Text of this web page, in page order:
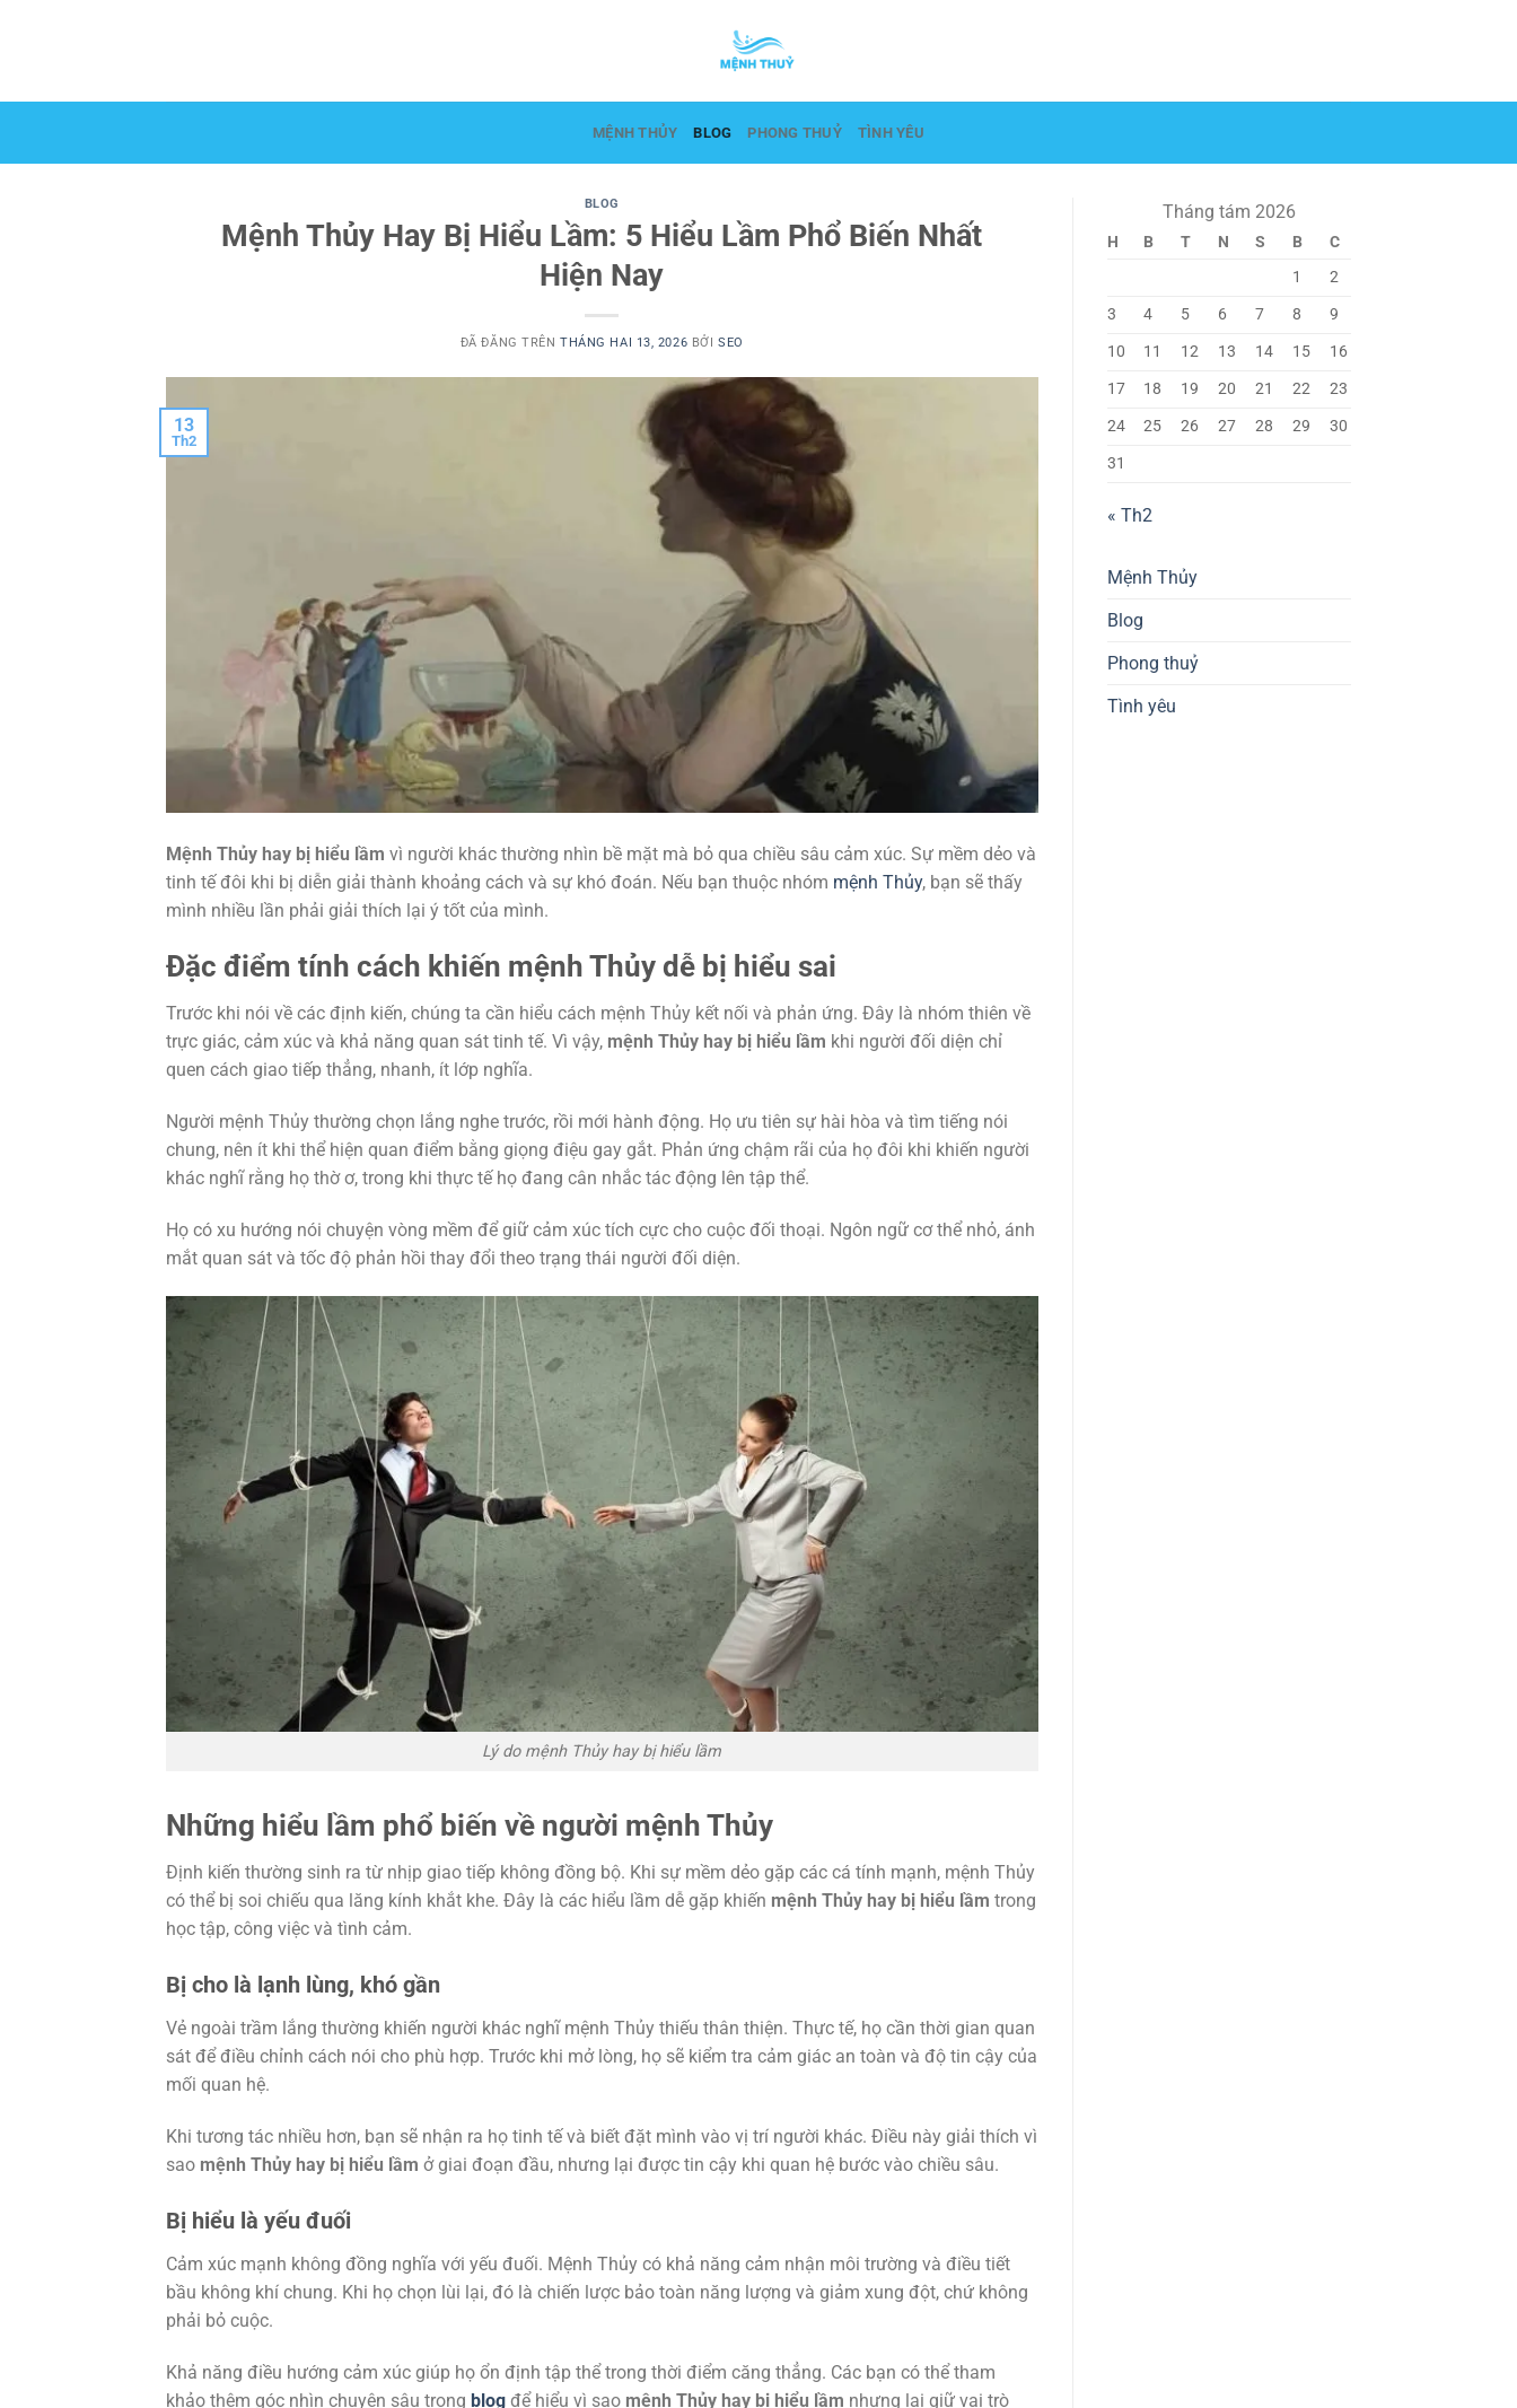
dung
MỆNH THỦY BLOG PHONG THUỶ TÌNH YÊU
BLOG
Mệnh Thủy Hay Bị Hiểu Lầm: 5 Hiểu Lầm Phổ Biến Nhất
Hiện Nay
ĐÃ ĐĂNG TRÊNTHÁNG HAI 13, 2026 BỞI SEO
13
Th2
Mệnh Thủy hay bị hiểu lầm vì người khác thường nhìn bề mặt mà bỏ qua chiều sâu cảm xúc. Sự mềm dẻo và
tinh tế đôi khi bị diễn giải thành khoảng cách và sự khó đoán. Nếu bạn thuộc nhóm mệnh Thủy, bạn sẽ thấy
mình nhiều lần phải giải thích lại ý tốt của mình.
Đặc điểm tính cách khiến mệnh Thủy dễ bị hiểu sai
Trước khi nói về các định kiến, chúng ta cần hiểu cách mệnh Thủy kết nối và phản ứng. Đây là nhóm thiên về
trực giác, cảm xúc và khả năng quan sát tinh tế. Vì vậy, mệnh Thủy hay bị hiểu lầm khi người đối diện chỉ
quen cách giao tiếp thẳng, nhanh, ít lớp nghĩa.
Người mệnh Thủy thường chọn lắng nghe trước, rồi mới hành động. Họ ưu tiên sự hài hòa và tìm tiếng nói
chung, nên ít khi thể hiện quan điểm bằng giọng điệu gay gắt. Phản ứng chậm rãi của họ đôi khi khiến người
khác nghĩ rằng họ thờ ơ, trong khi thực tế họ đang cân nhắc tác động lên tập thể.
Họ có xu hướng nói chuyện vòng mềm để giữ cảm xúc tích cực cho cuộc đối thoại. Ngôn ngữ cơ thể nhỏ, ánh
mắt quan sát và tốc độ phản hồi thay đổi theo trạng thái người đối diện.
Lý do mệnh Thủy hay bị hiểu lầm
Những hiểu lầm phổ biến về người mệnh Thủy
Định kiến thường sinh ra từ nhịp giao tiếp không đồng bộ. Khi sự mềm dẻo gặp các cá tính mạnh, mệnh Thủy
có thể bị soi chiếu qua lăng kính khắt khe. Đây là các hiểu lầm dễ gặp khiến mệnh Thủy hay bị hiểu lầm trong
học tập, công việc và tình cảm.
Bị cho là lạnh lùng, khó gần
Vẻ ngoài trầm lắng thường khiến người khác nghĩ mệnh Thủy thiếu thân thiện. Thực tế, họ cần thời gian quan
sát để điều chỉnh cách nói cho phù hợp. Trước khi mở lòng, họ sẽ kiểm tra cảm giác an toàn và độ tin cậy của
mối quan hệ.
Khi tương tác nhiều hơn, bạn sẽ nhận ra họ tinh tế và biết đặt mình vào vị trí người khác. Điều này giải thích vì
sao mệnh Thủy hay bị hiểu lầm ở giai đoạn đầu, nhưng lại được tin cậy khi quan hệ bước vào chiều sâu.
Bị hiểu là yếu đuối
Cảm xúc mạnh không đồng nghĩa với yếu đuối. Mệnh Thủy có khả năng cảm nhận môi trường và điều tiết
bầu không khí chung. Khi họ chọn lùi lại, đó là chiến lược bảo toàn năng lượng và giảm xung đột, chứ không
phải bỏ cuộc.
Khả năng điều hướng cảm xúc giúp họ ổn định tập thể trong thời điểm căng thẳng. Các bạn có thể tham
khảo thêm góc nhìn chuyên sâu trong blog để hiểu vì sao mệnh Thủy hay bị hiểu lầm nhưng lại giữ vai trò
Tháng tám 2026
H B T N S B
C
1
2
3
4 5 6 7 8
9
10
11 12 13 14 15
16
17
18 19 20 21 22
23
24
25 26 27 28 29
30
31
« Th2
Mệnh Thủy
Blog
Phong thuỷ
Tình yêu